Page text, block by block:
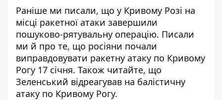
Раніше ми писали, що у Кривому Розі на
місці ракетної атаки завершили
пошуково-рятувальну операцію. Писали
ми й про те, що росіяни почали
виправдовувати ракетну атаку по Кривому
Рогу 17 січня. Також читайте, що
Зеленський відреагував на балістичну
атаку по Кривому Рогу.